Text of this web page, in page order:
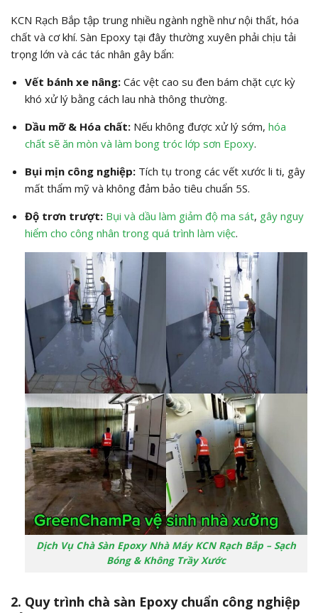
KCN Rạch Bắp tập trung nhiều ngành nghề như nội thất, hóa
chất và cơ khí. Sàn Epoxy tại đây thường xuyên phải chịu tải
trọng lớn và các tác nhân gây bẩn:
Vết bánh xe nâng:Các vệt cao su đen bám chặt cực kỳ
khó xử lý bằng cách lau nhà thông thường.
Dầu mỡ & Hóa chất:Nếu không được xử lý sớm, hóa
chất sẽ ăn mòn và làm bong tróc lớp sơn Epoxy.
Bụi mịn công nghiệp:Tích tụ trong các vết xước li ti, gây
mất thẩm mỹ và không đảm bảo tiêu chuẩn 5S.
Độ trơn trượt: Bụi và dầu làm giảm độ ma sát, gây nguy
hiểm cho công nhân trong quá trình làm việc.
Dịch Vụ Chà Sàn Epoxy Nhà Máy KCN Rạch Bắp – Sạch
Bóng & Không Trầy Xước
2. Quy trình chà sàn Epoxy chuẩn công nghiệp